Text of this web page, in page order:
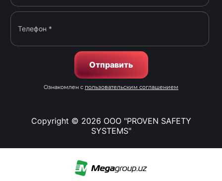
Отправить
Ознакомлен с пользовательским соглашением
Copyright © 2026 OOO "PROVEN SAFETY
SYSTEMS"